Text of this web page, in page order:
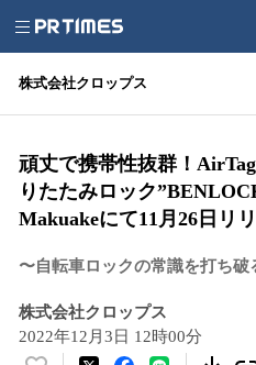
株式会社クロップス
頑丈で携帯性抜群！
りたたみロック
Makuakeにて11月26日リ
〜自転車ロックの常識を打ち破
株式会社クロップス
2022年12月3日 12時00分